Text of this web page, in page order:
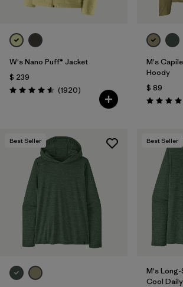
W's Nano Puff® Jacket
$ 239
Valoración: 4.6 / 5
(1920Comentarios
)
M's
Hoody
$ 89
Best Seller Best Seller
M's Long-
Cool